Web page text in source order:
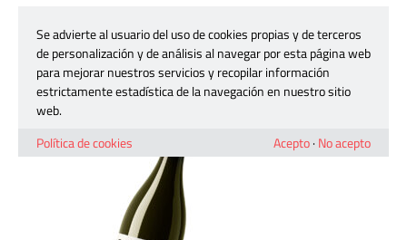
2506-blanc-de-trilogia-det
21 mayo, 2025
Se advierte al usuario del uso de cookies propias y de terceros
de personalización y de análisis al navegar por esta página web
para mejorar nuestros servicios y recopilar información
estrictamente estadística de la navegación en nuestro sitio
web.
Política de cookies
Acepto· No acepto